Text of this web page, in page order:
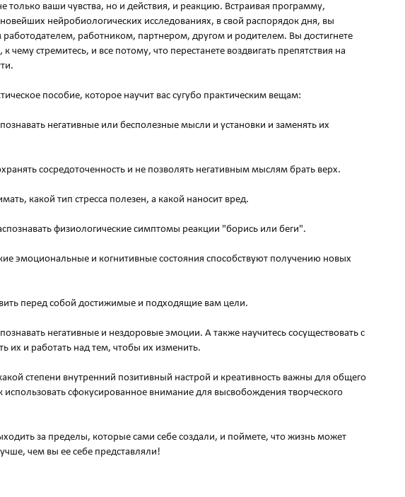
только ваши чувства, но и действия, и реакцию. Встраивая программу,
нейробиологических исследованиях, в свой распорядок дня, вы
работодателем, работником, партнером, другом и родителем. Вы достигнете
к чему стремитесь, и все потому, что перестанете воздвигать препятствия на
пособие, которое научит вас сугубо практическим вещам:
негативные или бесполезные мысли и установки и заменять их
сосредоточенность и не позволять негативным мыслям брать верх.
какой тип стресса полезен, а какой наносит вред.
физиологические симптомы реакции "борись или беги".
эмоциональные и когнитивные состояния способствуют получению новых
перед собой достижимые и подходящие вам цели.
негативные и нездоровые эмоции. А также научитесь сосуществовать с
их и работать над тем, чтобы их изменить.
степени внутренний позитивный настрой и креативность важны для общего
использовать сфокусированное внимание для высвобождения творческого
за пределы, которые сами себе создали, и поймете, что жизнь может
чем вы ее себе представляли!